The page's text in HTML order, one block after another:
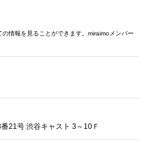
情報を見ることができます。miraimoメンバー
21号 渋谷キャスト 3～10Ｆ